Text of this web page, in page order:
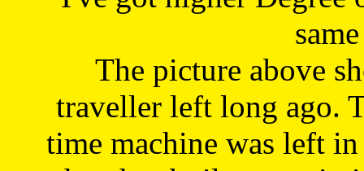
The picture above
traveller left long ago.
time machine was left